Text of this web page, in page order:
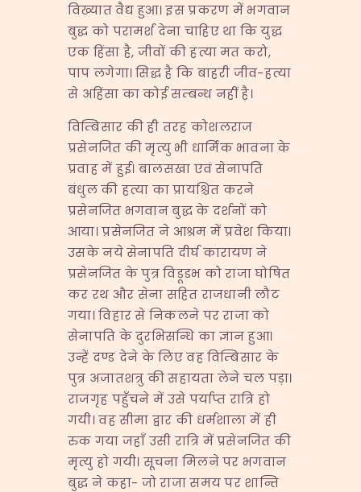
विख्यात वैद्य हुआ। इस प्रकरण में भगवान
बुद्ध को परामर्श देना चाहिए था कि युद्ध
एक हिंसा है, जीवों की हत्या मत करो,
पाप लगेगा। सिद्ध है कि बाहरी जीव-हत्या
से अहिंसा का कोई सम्बन्ध नहीं है।
विम्बिसार की ही तरह कोशलराज
प्रसेनजित की मृत्यु भी धार्मिक भावना के
प्रवाह में हुई। बालसखा एवं सेनापति
बंधुल की हत्या का प्रायश्चित करने
प्रसेनजित भगवान बुद्ध के दर्शनों को
आया। प्रसेनजित ने आश्रम में प्रवेश किया।
उसके नये सेनापति दीर्घ कारायण ने
प्रसेनजित के पुत्र विडूडभ को राजा घोषित
कर रथ और सेना सहित राजधानी लौट
गया। विहार से निकलने पर राजा को
सेनापति के दुरभिसन्धि का ज्ञान हुआ।
उन्हें दण्ड देने के लिए वह विम्बिसार के
पुत्र अजातशत्रु की सहायता लेने चल पड़ा।
राजगृह पहुँचने में उसे पर्याप्त रात्रि हो
गयी। वह सीमा द्वार की धर्मशाला में ही
रुक गया जहाँ उसी रात्रि में प्रसेनजित की
मृत्यु हो गयी। सूचना मिलने पर भगवान
बुद्ध ने कहा- जो राजा समय पर शान्ति